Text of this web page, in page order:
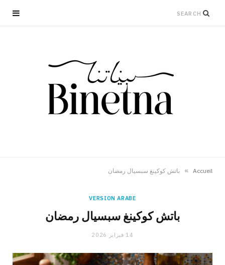
Accueil
» باتش كوكينغ سبسيال رمضان
VERSION ARABE
باتش كوكينغ سبسيال رمضان
14 فبراير 2026